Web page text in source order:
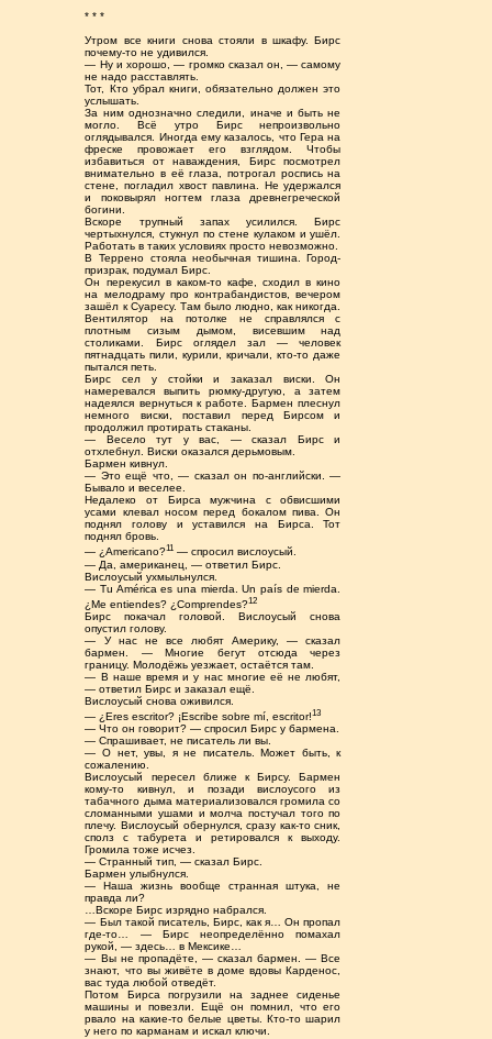
* * *
Утром все книги снова стояли в шкафу. Бирс
почему-то не удивился.
— Ну и хорошо, — громко сказал он, — самому
не надо расставлять.
Тот, Кто убрал книги, обязательно должен это
услышать.
За ним однозначно следили, иначе и быть не
могло. Всё утро Бирс непроизвольно
оглядывался. Иногда ему казалось, что Гера на
фреске провожает его взглядом. Чтобы
избавиться от наваждения, Бирс посмотрел
внимательно в её глаза, потрогал роспись на
стене, погладил хвост павлина. Не удержался
и поковырял ногтем глаза древнегреческой
богини.
Вскоре трупный запах усилился. Бирс
чертыхнулся, стукнул по стене кулаком и ушёл.
Работать в таких условиях просто невозможно.
В Террено стояла необычная тишина. Город-
призрак, подумал Бирс.
Он перекусил в каком-то кафе, сходил в кино
на мелодраму про контрабандистов, вечером
зашёл к Суаресу. Там было людно, как никогда.
Вентилятор на потолке не справлялся с
плотным сизым дымом, висевшим над
столиками. Бирс оглядел зал — человек
пятнадцать пили, курили, кричали, кто-то даже
пытался петь.
Бирс сел у стойки и заказал виски. Он
намеревался выпить рюмку-другую, а затем
надеялся вернуться к работе. Бармен плеснул
немного виски, поставил перед Бирсом и
продолжил протирать стаканы.
— Весело тут у вас, — сказал Бирс и
отхлебнул. Виски оказался дерьмовым.
Бармен кивнул.
— Это ещё что, — сказал он по-английски. —
Бывало и веселее.
Недалеко от Бирса мужчина с обвисшими
усами клевал носом перед бокалом пива. Он
поднял голову и уставился на Бирса. Тот
поднял бровь.
— ¿Americano?11 — спросил вислоусый.
— Да, американец, — ответил Бирс.
Вислоусый ухмыльнулся.
— Tu América es una mierda. Un país de mierda.
¿Me entiendes? ¿Comprendes?12
Бирс покачал головой. Вислоусый снова
опустил голову.
— У нас не все любят Америку, — сказал
бармен. — Многие бегут отсюда через
границу. Молодёжь уезжает, остаётся там.
— В наше время и у нас многие её не любят,
— ответил Бирс и заказал ещё.
Вислоусый снова оживился.
— ¿Eres escritor? ¡Escribe sobre mí, escritor!13
— Что он говорит? — спросил Бирс у бармена.
— Спрашивает, не писатель ли вы.
— О нет, увы, я не писатель. Может быть, к
сожалению.
Вислоусый пересел ближе к Бирсу. Бармен
кому-то кивнул, и позади вислоусого из
табачного дыма материализовался громила со
сломанными ушами и молча постучал того по
плечу. Вислоусый обернулся, сразу как-то сник,
сполз с табурета и ретировался к выходу.
Громила тоже исчез.
— Странный тип, — сказал Бирс.
Бармен улыбнулся.
— Наша жизнь вообще странная штука, не
правда ли?
…Вскоре Бирс изрядно набрался.
— Был такой писатель, Бирс, как я… Он пропал
где-то… — Бирс неопределённо помахал
рукой, — здесь… в Мексике…
— Вы не пропадёте, — сказал бармен. — Все
знают, что вы живёте в доме вдовы Карденос,
вас туда любой отведёт.
Потом Бирса погрузили на заднее сиденье
машины и повезли. Ещё он помнил, что его
рвало на какие-то белые цветы. Кто-то шарил
у него по карманам и искал ключи.